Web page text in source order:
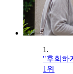
1.
"후회하
1위